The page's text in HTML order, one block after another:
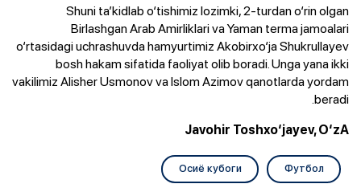
Shuni ta’kidlab o‘tishimiz lozimki, 2-turdan o‘rin olgan
Birlashgan Arab Amirliklari va Yaman terma jamoalari
o‘rtasidagi uchrashuvda hamyurtimiz Akobirxo‘ja Shukrullayev
bosh hakam sifatida faoliyat olib boradi. Unga yana ikki
vakilimiz Alisher Usmonov va Islom Azimov qanotlarda yordam
beradi.
Javohir Toshxo‘jayev, O‘zA
Футбол
Осиё кубоги